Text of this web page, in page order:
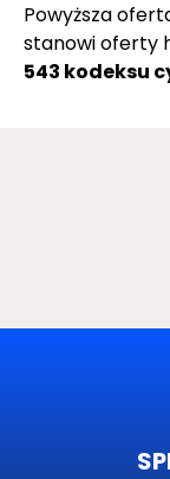
Powyższa
stanowi oferty
543 kodeksu